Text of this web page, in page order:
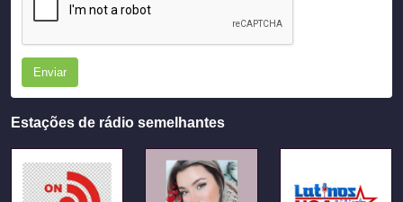
Enviar
Estações de rádio semelhantes